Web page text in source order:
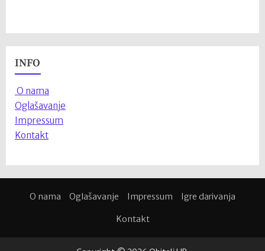
INFO
O nama
Oglašavanje
Impressum
Kontakt
O nama Oglašavanje Impressum Igre darivanja
Kontakt